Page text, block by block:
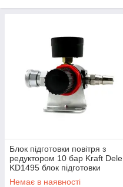
Блок підготовки повітря з
редуктором 10 бар Kraft Dele
KD1495 блок підготовки
повітря в зборі
Немає в наявності